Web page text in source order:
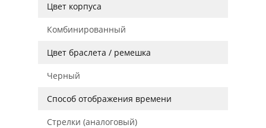
Цвет корпуса
Комбинированный
Цвет браслета / ремешка
Черный
Способ отображения времени
Стрелки (аналоговый)